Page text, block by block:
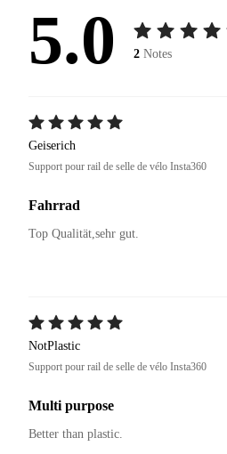
5.0 2 Notes
Geiserich
Support pour rail de selle de vélo Insta360
Fahrrad
Top Qualität,sehr gut.
NotPlastic
Support pour rail de selle de vélo Insta360
Multi purpose
Better than plastic.